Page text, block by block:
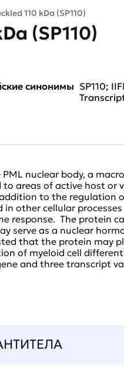
110 kDa (SP110)
(SP110)
синонимы SP110;
nuclear body, a
areas of active host or
to the regulation
in other cellular
response. The protein
serve as a nuclear
that the protein may
of myeloid cell
and three transcript